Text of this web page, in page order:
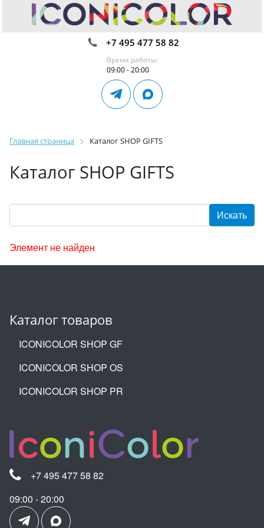
+7 495 477 58 82
Время работы:
09:00 - 20:00
Главная страница Каталог SHOP GIFTS
Каталог SHOP GIFTS
Элемент не найден
Каталог товаров
ICONICOLOR SHOP GF
ICONICOLOR SHOP OS
ICONICOLOR SHOP PR
+7 495 477 58 82
09:00 - 20:00